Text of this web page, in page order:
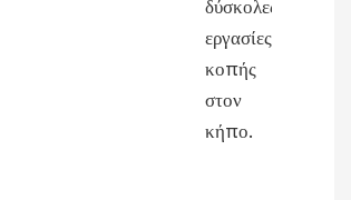
δύσκολες
εργασίες
κοπής
στον
κήπο.